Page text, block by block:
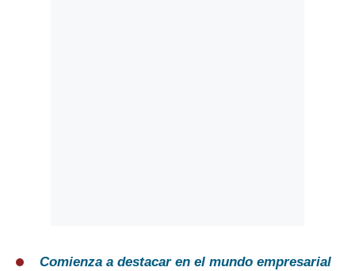
Comienza a destacar en el mundo empresarial